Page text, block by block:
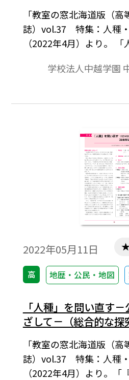
「教室の窓北海道版（
誌）vol.37 特集：人種・
（2022年4月）より。
合いの過程を経て，自
にある固定観念や偏見・
学校法人中越学園
2022年05月11日
高 地歴・公民・地図
「人種」を問い直す
ざして－（総合的な探
「教室の窓北海道版（
誌）vol.37 特集：人種・
（2022年4月）より。「